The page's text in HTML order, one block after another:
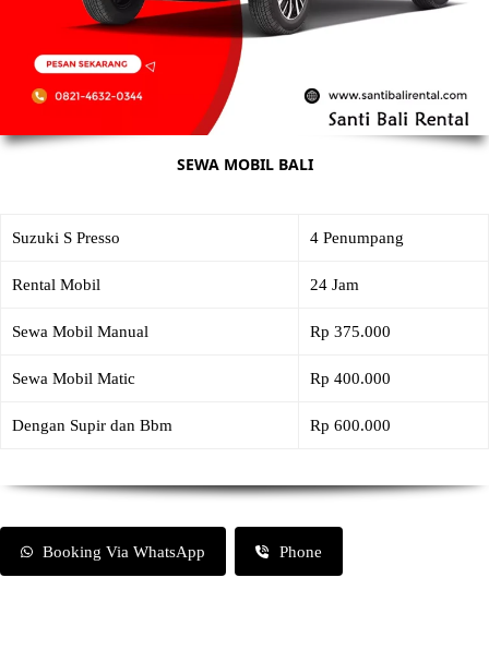
SEWA MOBIL BALI
Suzuki S Presso 4 Penumpang
Rental Mobil 24 Jam
Sewa Mobil Manual Rp 375.000
Sewa Mobil Matic Rp 400.000
Dengan Supir dan Bbm Rp 600.000
Booking Via WhatsApp Phone